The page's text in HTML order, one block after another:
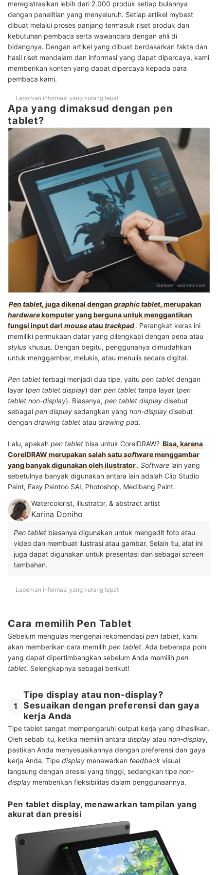
Peringkat Pen Tablet Terbaik
Baca juga rekomendasi aksesori lainnya untuk seni digital di sini
meregistrasikan lebih dari 2.000 produk setiap bulannya
dengan penelitian yang menyeluruh. Setiap artikel mybest
dibuat melalui proses panjang termasuk riset produk dan
kebutuhan pembaca serta wawancara dengan ahli di
bidangnya. Dengan artikel yang dibuat berdasarkan fakta dan
hasil riset mendalam dan informasi yang dapat dipercaya, kami
memberikan konten yang dapat dipercaya kepada para
pembaca kami.
Laporkan informasi yang kurang tepat
Apa yang dimaksud dengan pen
tablet?
Sumber: wacom.com
Pen tablet, juga dikenal dengangraphic tablet, merupakan
hardwarekomputer yang berguna untuk menggantikan
fungsi input darimouseatautrackpad. Perangkat keras ini
memiliki permukaan datar yang dilengkapi dengan pena atau
stylus khusus. Dengan begitu, penggunanya dimudahkan
untuk menggambar, melukis, atau menulis secara digital.
Pen tablet terbagi menjadi dua tipe, yaitu pen tablet dengan
layar (pen tablet display) dan pen tablet tanpa layar (pen
tablet non-display). Biasanya, pen tablet display disebut
sebagai pen display sedangkan yang non-display disebut
dengan drawing tablet atau drawing pad.
Lalu, apakah pen tablet bisa untuk CorelDRAW? Bisa, karena
CorelDRAW merupakan salah satusoftwaremenggambar
yang banyak digunakan oleh ilustrator. Software lain yang
sebetulnya banyak digunakan antara lain adalah Clip Studio
Paint, Easy Paintoo SAI, Photoshop, Medibang Paint.
Watercolorist, illustrator, & abstract artist
Karina Doniho
Pen tablet biasanya digunakan untuk mengedit foto atau
video dan membuat ilustrasi atau gambar. Selain itu, alat ini
juga dapat digunakan untuk presentasi dan sebagai screen
tambahan.
Laporkan informasi yang kurang tepat
Cara memilih Pen Tablet
Sebelum mengulas mengenai rekomendasi pen tablet, kami
akan memberikan cara memilih pen tablet. Ada beberapa poin
yang dapat dipertimbangkan sebelum Anda memilih pen
tablet. Selengkapnya sebagai berikut!
1
Tipe display atau non-display?
Sesuaikan dengan preferensi dan gaya
kerja Anda
Tipe tablet sangat mempengaruhi output kerja yang dihasilkan.
Oleh sebab itu, ketika memilih antara display atau non-display,
pastikan Anda menyesuaikannya dengan preferensi dan gaya
kerja Anda. Tipe display menawarkan feedback visual
langsung dengan presisi yang tinggi, sedangkan tipe non-
display memberikan fleksibilitas dalam penggunaannya.
Pen tablet display, menawarkan tampilan yang
akurat dan presisi